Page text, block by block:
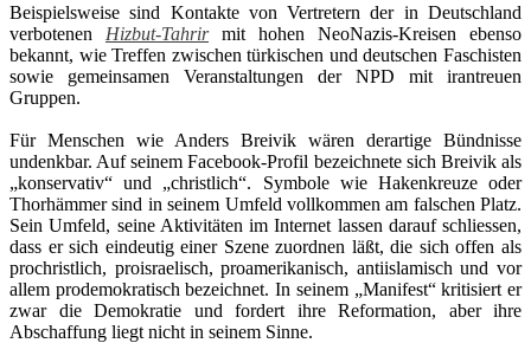
Beispielsweise sind Kontakte von Vertretern der in Deutschland
verbotenen Hizbut-Tahrirmit hohen NeoNazis-Kreisen ebenso
bekannt, wie Treffen zwischen türkischen und deutschen Faschisten
sowie gemeinsamen Veranstaltungen der NPD mit irantreuen
Gruppen.
Für Menschen wie Anders Breivik wären derartige Bündnisse
undenkbar. Auf seinem Facebook-Profil bezeichnete sich Breivik als
„konservativ“ und „christlich“. Symbole wie Hakenkreuze oder
Thorhämmer sind in seinem Umfeld vollkommen am falschen Platz.
Sein Umfeld, seine Aktivitäten im Internet lassen darauf schliessen,
dass er sich eindeutig einer Szene zuordnen läßt, die sich offen als
prochristlich, proisraelisch, proamerikanisch, antiislamisch und vor
allem prodemokratisch bezeichnet. In seinem „Manifest“ kritisiert er
zwar die Demokratie und fordert ihre Reformation, aber ihre
Abschaffung liegt nicht in seinem Sinne.